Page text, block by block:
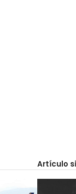
Artículo